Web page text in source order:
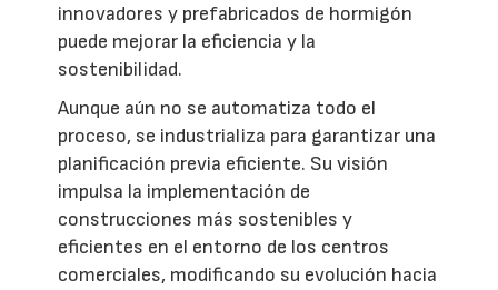
innovadores y prefabricados de hormigón
puede mejorar la eficiencia y la
sostenibilidad.
Aunque aún no se automatiza todo el
proceso, se industrializa para garantizar una
planificación previa eficiente. Su visión
impulsa la implementación de
construcciones más sostenibles y
eficientes en el entorno de los centros
comerciales, modificando su evolución hacia